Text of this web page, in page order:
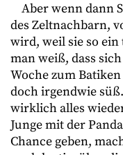
Aber wenn dann
des Zeltnachbarn,
wird, weil sie so
man weiß, dass
Woche zum
doch irgendwie
wirklich alles
Junge mit der
Chance geben,